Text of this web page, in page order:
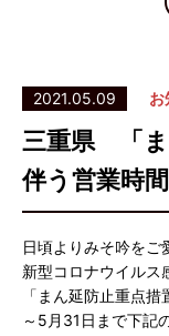
2021.05.09 お
三重県 「ま
伴う営業時
日頃よりみそ吟をご
新型コロナウイルス
「まん延防止重点
～5月31日まで下記